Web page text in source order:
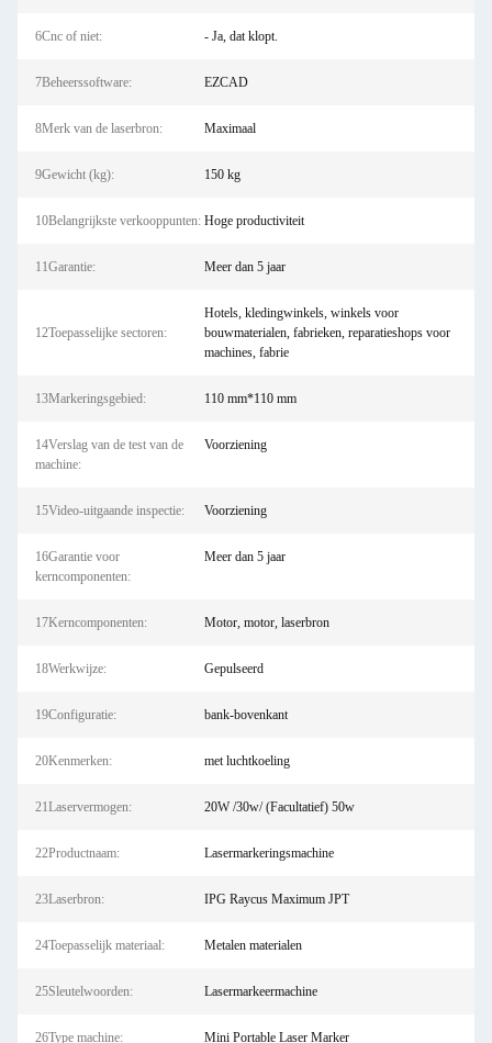
6Cnc of niet: - Ja, dat klopt.
7Beheerssoftware: EZCAD
8Merk van de laserbron: Maximaal
9Gewicht (kg): 150 kg
10Belangrijkste verkooppunten: Hoge productiviteit
11Garantie: Meer dan 5 jaar
12Toepasselijke sectoren:
Hotels, kledingwinkels, winkels voor
bouwmaterialen, fabrieken, reparatieshops voor
machines, fabrie
13Markeringsgebied: 110 mm*110 mm
14Verslag van de test van de
machine:
Voorziening
15Video-uitgaande inspectie: Voorziening
16Garantie voor
kerncomponenten:
Meer dan 5 jaar
17Kerncomponenten: Motor, motor, laserbron
18Werkwijze: Gepulseerd
19Configuratie: bank-bovenkant
20Kenmerken: met luchtkoeling
21Laservermogen: 20W /30w/ (Facultatief) 50w
22Productnaam: Lasermarkeringsmachine
23Laserbron: IPG Raycus Maximum JPT
24Toepasselijk materiaal: Metalen materialen
25Sleutelwoorden: Lasermarkeermachine
26Type machine: Mini Portable Laser Marker